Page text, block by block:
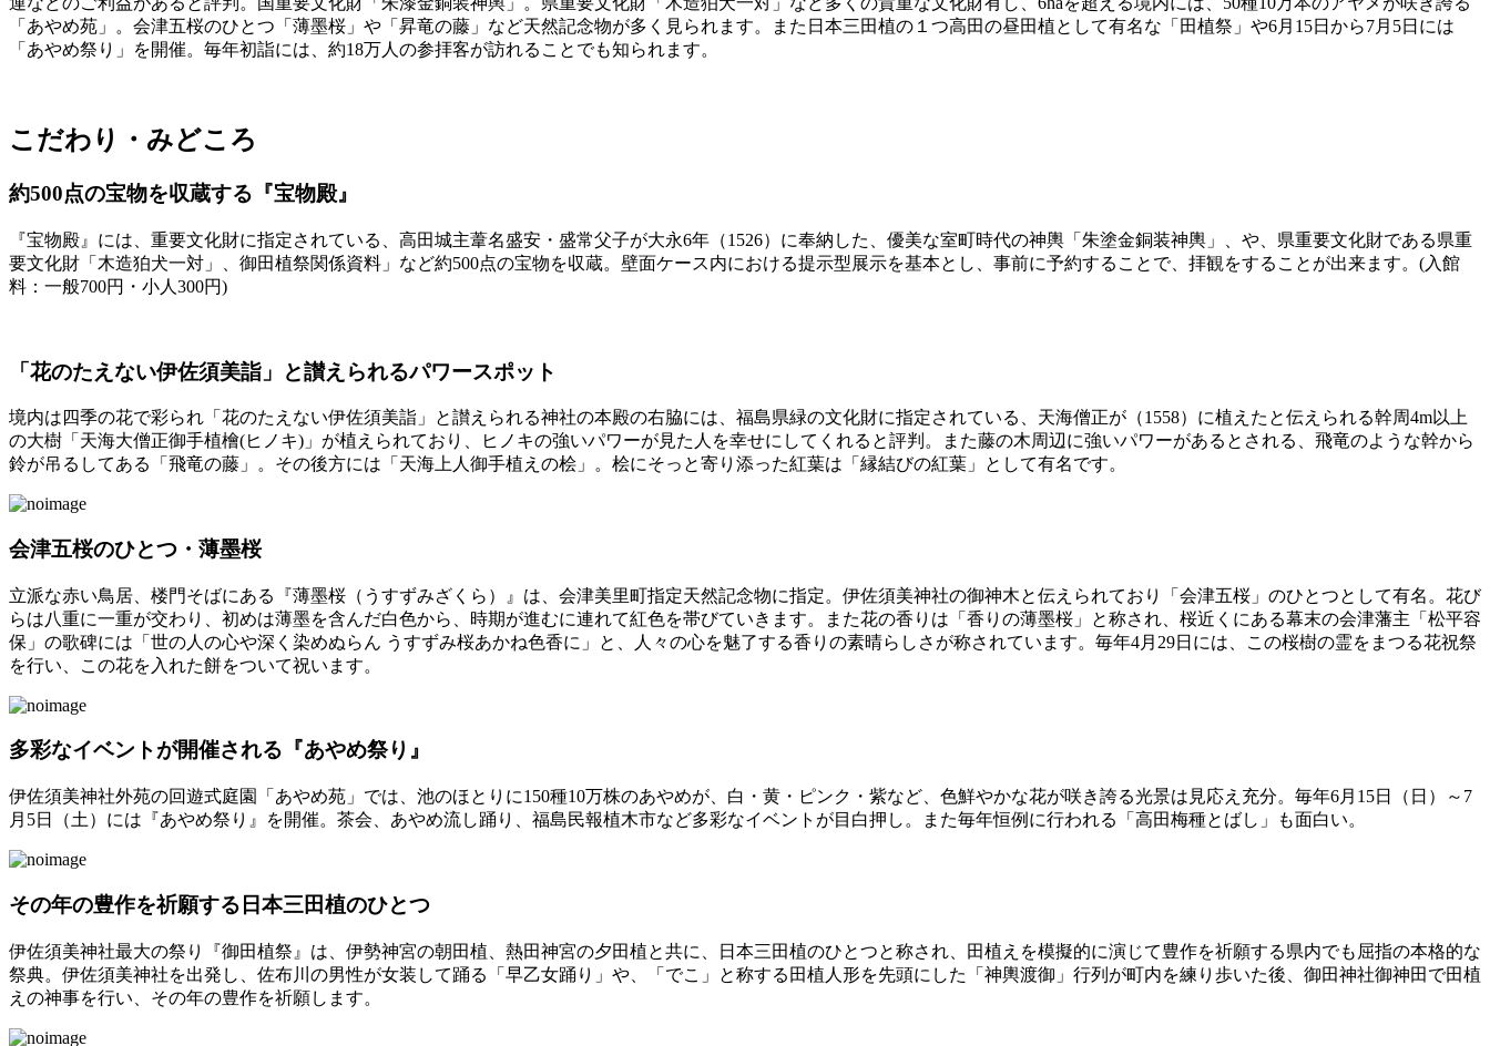
「あやめ苑」。会津五桜のひとつ「薄墨桜」や「昇竜の藤」など天然記念物が多く見られます。また日本三田植の１つ高田の昼田植として有名な「田植祭」や6月15日から7月5日には
「あやめ祭り」を開催。毎年初詣には、約18万人の参拝客が訪れることでも知られます。
こだわり・みどころ
約500点の宝物を収蔵する『宝物殿』
『宝物殿』には、重要文化財に指定されている、高田城主葦名盛安・盛常父子が大永6年（1526）に奉納した、優美な室町時代の神輿「朱塗金銅装神輿」、や、県重要文化財である県重
要文化財「木造狛犬一対」、御田植祭関係資料」など約500点の宝物を収蔵。壁面ケース内における提示型展示を基本とし、事前に予約することで、拝観をすることが出来ます。(入館
料：一般700円・小人300円)
「花のたえない伊佐須美詣」と讃えられるパワースポット
境内は四季の花で彩られ「花のたえない伊佐須美詣」と讃えられる神社の本殿の右脇には、福島県緑の文化財に指定されている、天海僧正が（1558）に植えたと伝えられる幹周4m以上
の大樹「天海大僧正御手植檜(ヒノキ)」が植えられており、ヒノキの強いパワーが見た人を幸せにしてくれると評判。また藤の木周辺に強いパワーがあるとされる、飛竜のような幹から
鈴が吊るしてある「飛竜の藤」。その後方には「天海上人御手植えの桧」。桧にそっと寄り添った紅葉は「縁結びの紅葉」として有名です。
会津五桜のひとつ・薄墨桜
立派な赤い鳥居、楼門そばにある『薄墨桜（うすずみざくら）』は、会津美里町指定天然記念物に指定。伊佐須美神社の御神木と伝えられており「会津五桜」のひとつとして有名。花び
らは八重に一重が交わり、初めは薄墨を含んだ白色から、時期が進むに連れて紅色を帯びていきます。また花の香りは「香りの薄墨桜」と称され、桜近くにある幕末の会津藩主「松平容
保」の歌碑には「世の人の心や深く染めぬらん うすずみ桜あかね色香に」と、人々の心を魅了する香りの素晴らしさが称されています。毎年4月29日には、この桜樹の霊をまつる花祝祭
を行い、この花を入れた餅をついて祝います。
多彩なイベントが開催される『あやめ祭り』
伊佐須美神社外苑の回遊式庭園「あやめ苑」では、池のほとりに150種10万株のあやめが、白・黄・ピンク・紫など、色鮮やかな花が咲き誇る光景は見応え充分。毎年6月15日（日）～7
月5日（土）には『あやめ祭り』を開催。茶会、あやめ流し踊り、福島民報植木市など多彩なイベントが目白押し。また毎年恒例に行われる「高田梅種とばし」も面白い。
その年の豊作を祈願する日本三田植のひとつ
伊佐須美神社最大の祭り『御田植祭』は、伊勢神宮の朝田植、熱田神宮の夕田植と共に、日本三田植のひとつと称され、田植えを模擬的に演じて豊作を祈願する県内でも屈指の本格的な
祭典。伊佐須美神社を出発し、佐布川の男性が女装して踊る「早乙女踊り」や、「でこ」と称する田植人形を先頭にした「神輿渡御」行列が町内を練り歩いた後、御田神社御神田で田植
えの神事を行い、その年の豊作を祈願します。